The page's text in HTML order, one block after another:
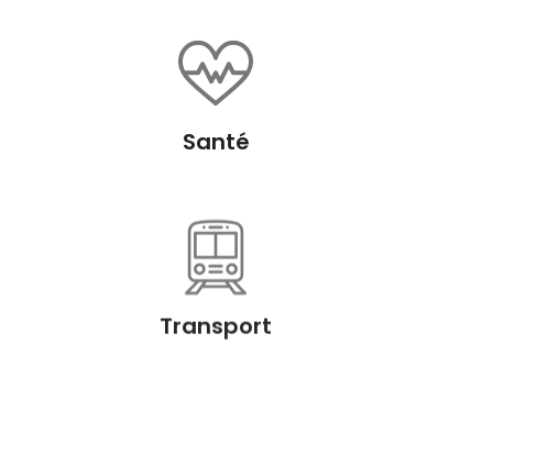
Santé
Transport